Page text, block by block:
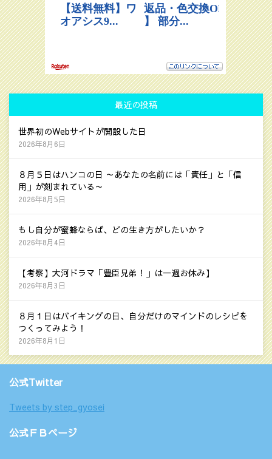
最近の投稿
世界初のWebサイトが開設した日
2026年8月6日
８月５日はハンコの日 ～あなたの名前には「責任」と「信
用」が刻まれている～
2026年8月5日
もし自分が蜜蜂ならば、どの生き方がしたいか？
2026年8月4日
【考察】大河ドラマ「豊臣兄弟！」は一週お休み】
2026年8月3日
８月１日はバイキングの日、自分だけのマインドのレシピを
つくってみよう！
2026年8月1日
公式Twitter
Tweets by step_gyosei
公式ＦＢページ